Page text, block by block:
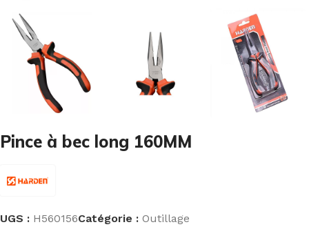
Pince à bec long 160MM
UGS : H560156Catégorie : Outillage